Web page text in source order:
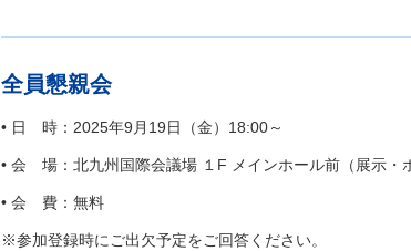
全員懇親会
• 日 時：2025年9月19日（金）18:00～
• 会 場：北九州国際会議場 １F メインホール前（展示・
• 会 費：無料
※参加登録時にご出欠予定をご回答ください。